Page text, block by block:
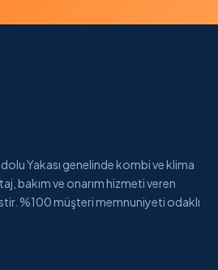
Yakası genelinde kombi ve klima
bakım ve onarım hizmeti veren
%100 müşteri memnuniyeti odaklı